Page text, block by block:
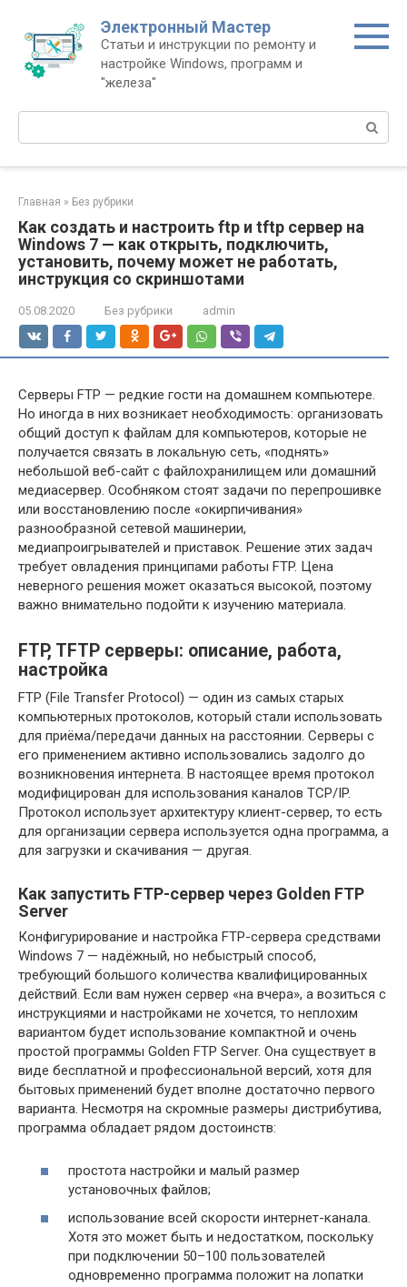
контенту
Электронный Мастер
Статьи и инструкции по ремонту и
настройке Windows, программ и
"железа"
Поиск:
Главная » Без рубрики
Как создать и настроить ftp и tftp сервер на
Windows 7 — как открыть, подключить,
установить, почему может не работать,
инструкция со скриншотами
05.08.2020 Без рубрики admin
Серверы FTP — редкие гости на домашнем компьютере.
Но иногда в них возникает необходимость: организовать
общий доступ к файлам для компьютеров, которые не
получается связать в локальную сеть, «поднять»
небольшой веб-сайт с файлохранилищем или домашний
медиасервер. Особняком стоят задачи по перепрошивке
или восстановлению после «окирпичивания»
разнообразной сетевой машинерии,
медиапроигрывателей и приставок. Решение этих задач
требует овладения принципами работы FTP. Цена
неверного решения может оказаться высокой, поэтому
важно внимательно подойти к изучению материала.
FTP, TFTP серверы: описание, работа,
настройка
FTP (File Transfer Protocol) — один из самых старых
компьютерных протоколов, который стали использовать
для приёма/передачи данных на расстоянии. Серверы с
его применением активно использовались задолго до
возникновения интернета. В настоящее время протокол
модифицирован для использования каналов TCP/IP.
Протокол использует архитектуру клиент-сервер, то есть
для организации сервера используется одна программа, а
для загрузки и скачивания — другая.
Как запустить FTP-сервер через Golden FTP
Server
Конфигурирование и настройка FTP-сервера средствами
Windows 7 — надёжный, но небыстрый способ,
требующий большого количества квалифицированных
действий. Если вам нужен сервер «на вчера», а возиться с
инструкциями и настройками не хочется, то неплохим
вариантом будет использование компактной и очень
простой программы Golden FTP Server. Она существует в
виде бесплатной и профессиональной версий, хотя для
бытовых применений будет вполне достаточно первого
варианта. Несмотря на скромные размеры дистрибутива,
программа обладает рядом достоинств:
простота настройки и малый размер
установочных файлов;
использование всей скорости интернет-канала.
Хотя это может быть и недостатком, поскольку
при подключении 50–100 пользователей
одновременно программа положит на лопатки